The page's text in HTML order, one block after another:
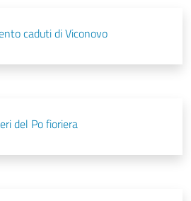
caduti di Viconovo
del Po fioriera